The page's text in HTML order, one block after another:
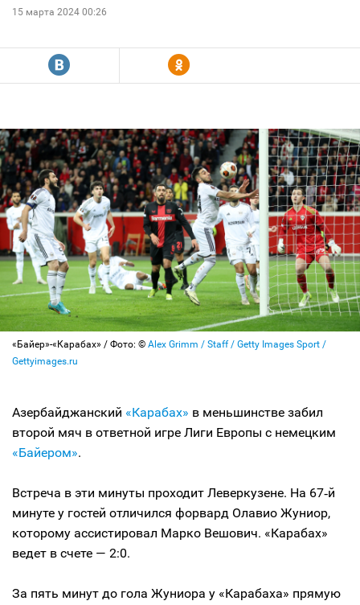
15 марта 2024 00:26
R Y
«Байер»-«Карабах» / Фото: © Alex Grimm / Staff / Getty Images Sport /
Gettyimages.ru
Азербайджанский «Карабах» в меньшинстве забил
второй мяч в ответной игре Лиги Европы с немецким
«Байером».
Встреча в эти минуты проходит Леверкузене. На 67‑й
минуте у гостей отличился форвард Олавио Жуниор,
которому ассистировал Марко Вешович. «Карабах»
ведет в счете — 2:0.
За пять минут до гола Жуниора у «Карабаха» прямую